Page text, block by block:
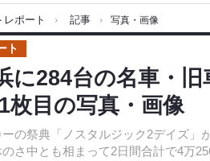
レポート › 記事 › 写真・画像
に284台の名車・
枚目の写真・画像
の祭典「ノスタルジック2デイズ
さ中とも相まって2日間合計で4万
ト